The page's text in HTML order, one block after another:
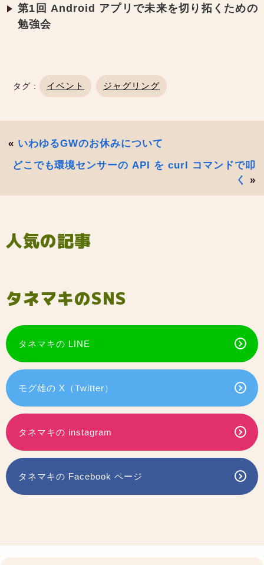
第1回 Android アプリで未来を切り拓くための
勉強会
タグ : イベント ジャグリング
« いわゆるGWのお休みについて
どこでも環境センサーの API を curl コマンドで叩
く »
人気の記事
タネマキのSNS
タネマキの LINE
モグ雄の X（Twitter）
タネマキの instagram
タネマキの Facebook ページ